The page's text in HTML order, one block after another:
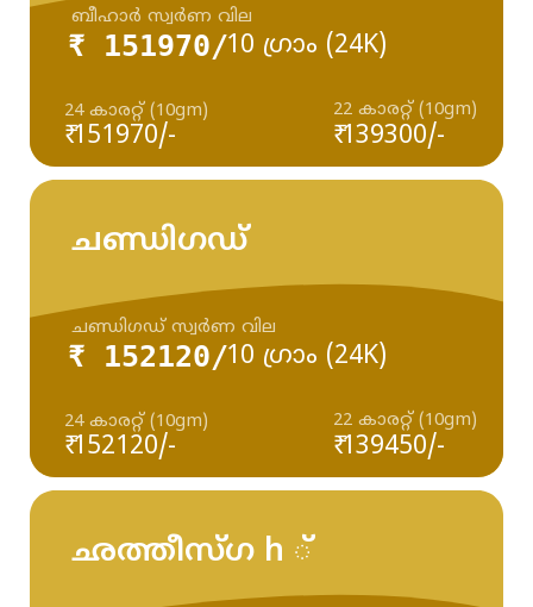
₹ 151970/10 ഗ്രാം (24K)
₹ 151970/-
24 കാരറ്റ് (10gm) 22 കാരറ്റ് (10gm)
ബീഹാർ സ്വർണ വില
₹ 139300/-
ചണ്ഡിഗഡ്
₹ 152120/10 ഗ്രാം (24K)
₹ 152120/-
24 കാരറ്റ് (10gm) 22 കാരറ്റ് (10gm)
ചണ്ഡിഗഡ് സ്വർണ വില
₹ 139450/-
ഛത്തീസ്ഗ h ്